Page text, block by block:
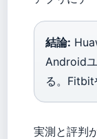
結論:
Android
る。Fitbit
実測と評判